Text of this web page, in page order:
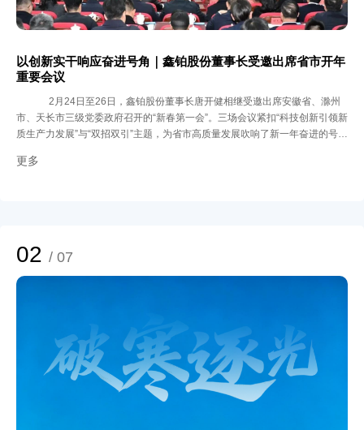
以创新实干响应奋进号角｜鑫铂股份董事长受邀出席省市开年
重要会议
2月24日至26日，鑫铂股份董事长唐开健相继受邀出席安徽省、滁州
市、天长市三级党委政府召开的“新春第一会”。三场会议紧扣“科技创新引领新
质生产力发展”与“双招双引”主题，为省市高质量发展吹响了新一年奋进的号
更多
02 / 07